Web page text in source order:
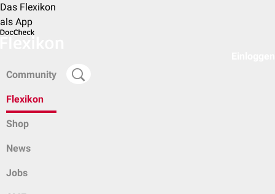
Das Flexikon
als App
Community
Flexikon
Shop
News
Jobs